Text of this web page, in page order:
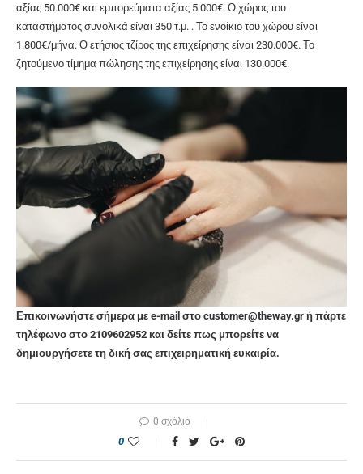
αξίας 50.000€ και εμπορεύματα αξίας 5.000€. Ο χώρος του
καταστήματος συνολικά είναι 350 τ.μ. . Το ενοίκιο του χώρου είναι
1.800€/μήνα. Ο ετήσιος τζίρος της επιχείρησης είναι 230.000€. Το
ζητούμενο τίμημα πώλησης της επιχείρησης είναι 130.000€.
Επικοινωνήστε σήμερα με e-mail στο customer@theway.gr ή πάρτε
τηλέφωνο στο 2109602952 και δείτε πως μπορείτε να
δημιουργήσετε τη δική σας επιχειρηματική ευκαιρία.
0 σχόλιο
0